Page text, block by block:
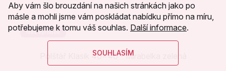
Aby vám šlo brouzdání na našich stránkách jako po
másle a mohli jsme vám poskládat nabídku přímo na míru,
potřebujeme k tomu váš souhlas. Další informace.
SOUHLASÍM
Náš výrobek
Polštář Klasik 40x40 - Mirabelka zelená